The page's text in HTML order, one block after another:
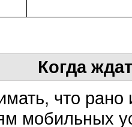
Когда
что рано
мобильных